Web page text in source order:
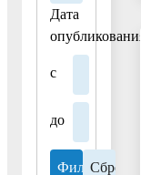
Дата
опубликования
с
до